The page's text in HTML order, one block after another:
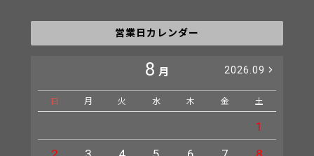
営業日カレンダー
8 月 2026.09
日 月 火 水 木 金 土
1